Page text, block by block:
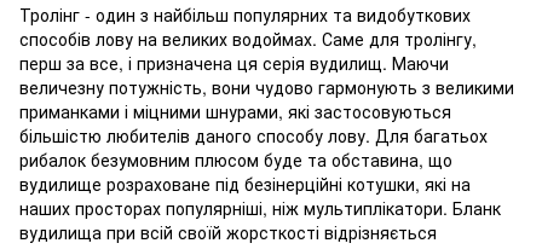
Тролінг - один з найбільш популярних та видобуткових
способів лову на великих водоймах. Саме для тролінгу,
перш за все, і призначена ця серія вудилищ. Маючи
величезну потужність, вони чудово гармонують з великими
приманками і міцними шнурами, які застосовуються
більшістю любителів даного способу лову. Для багатьох
рибалок безумовним плюсом буде та обставина, що
вудилище розраховане під безінерційні котушки, які на
наших просторах популярніші, ніж мультиплікатори. Бланк
вудилища при всій своїй жорсткості відрізняється